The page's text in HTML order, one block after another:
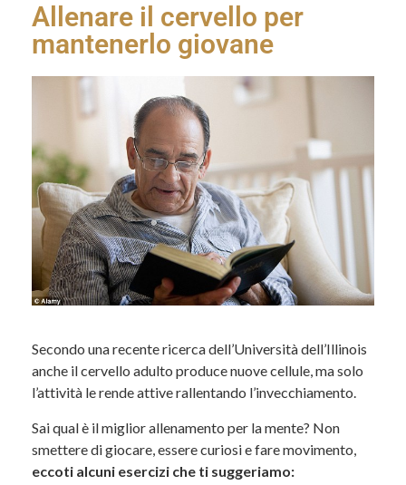
Allenare il cervello per
mantenerlo giovane
Secondo una recente ricerca dell’Università dell’Illinois
anche il cervello adulto produce nuove cellule, ma solo
l’attività le rende attive rallentando l’invecchiamento.
Sai qual è il miglior allenamento per la mente? Non
smettere di giocare, essere curiosi e fare movimento,
eccoti alcuni esercizi che ti suggeriamo: